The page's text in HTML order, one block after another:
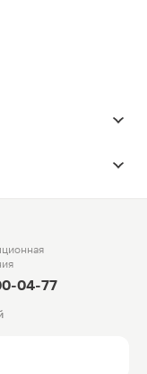
04-77